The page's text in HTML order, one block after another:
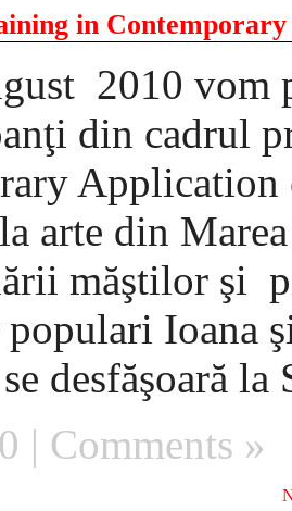
in
2010 vom
din cadrul
arte din
măştilor şi
Ioana
desfăşoară
| Comments »